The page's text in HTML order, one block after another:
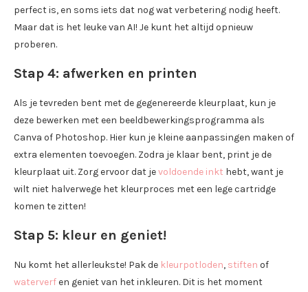
perfect is, en soms iets dat nog wat verbetering nodig heeft.
Maar dat is het leuke van AI! Je kunt het altijd opnieuw
proberen.
Stap 4: afwerken en printen
Als je tevreden bent met de gegenereerde kleurplaat, kun je
deze bewerken met een beeldbewerkingsprogramma als
Canva of Photoshop. Hier kun je kleine aanpassingen maken of
extra elementen toevoegen. Zodra je klaar bent, print je de
kleurplaat uit. Zorg ervoor dat jevoldoende inkt hebt, want je
wilt niet halverwege het kleurproces met een lege cartridge
komen te zitten!
Stap 5: kleur en geniet!
Nu komt het allerleukste! Pak de kleurpotloden, stiften of
waterverfen geniet van het inkleuren. Dit is het moment